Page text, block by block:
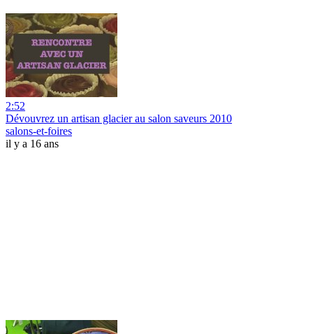
2:52
Dévouvrez un artisan glacier au salon saveurs 2010
salons-et-foires
il y a 16 ans